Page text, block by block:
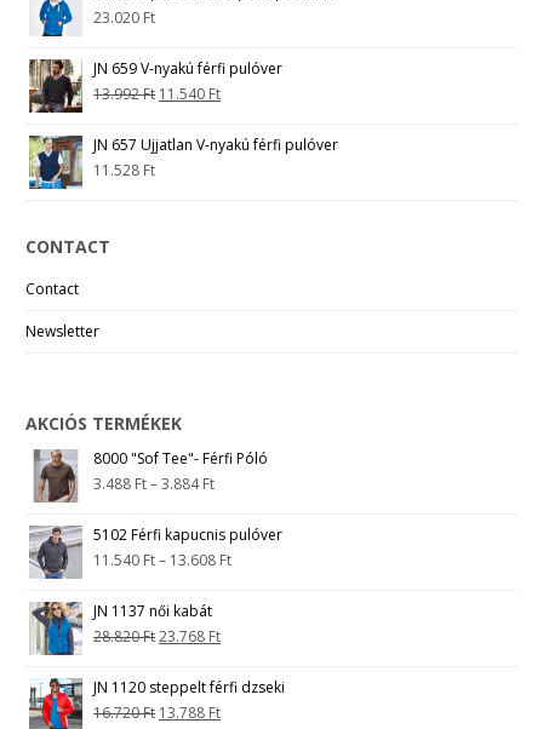
23.020 Ft
JN 659 V-nyakú férfi pulóver
13.992Ft 11.540 Ft
JN 657 Ujjatlan V-nyakú férfi pulóver
11.528 Ft
CONTACT
Contact
Newsletter
AKCIÓS TERMÉKEK
8000 "Sof Tee"- Férfi Póló
3.488 Ft–3.884Ft
5102 Férfi kapucnis pulóver
11.540 Ft– 13.608 Ft
JN 1137 női kabát
28.820Ft23.768 Ft
JN 1120 steppelt férfi dzseki
16.720Ft 13.788 Ft